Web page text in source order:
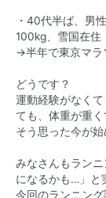
・40代半ば、男
100kg、雪国在住
→半年で東京マラ
どうです？
運動経験がなく
ても、体重が重
そう思った今が始
みなさんもラン
になるかも…」と
今回のランニン